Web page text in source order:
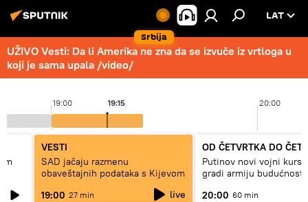
Srbija
LAT
UŽIVO Vesti: Da li Amerika ne zna da se izvuče iz vrtloga u
koji je sama upala /video/
19:00 20:00
19:15
VESTI
SAD jačaju razmenu
obaveštajnih podataka s Kijevom
19:00 27 min live
OD ČETVRTKA DO
Putinov novi vojni kurs
gradi armiju budućnosti
20:00 60 min